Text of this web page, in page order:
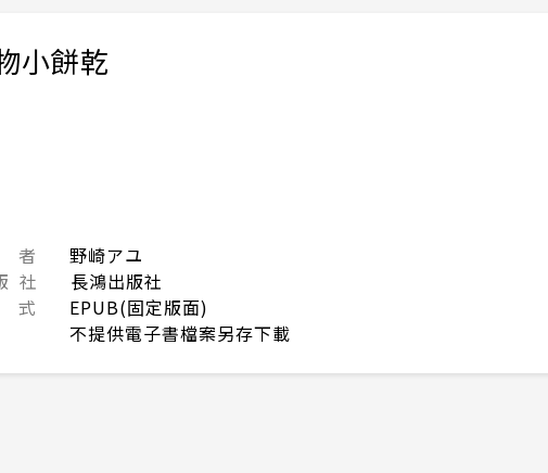
小餅乾
野崎アユ
社
長鴻出版社
EPUB(固定版面)
不提供電子書檔案另存下載